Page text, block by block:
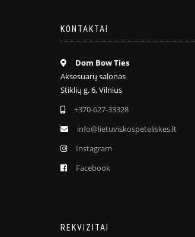
KONTAKTAI
Dom Bow Ties
Aksesuarų salonas
Stiklių g. 6, Vilnius
+370-627-33328
info@lietuviskospeteliskes.lt
Instagram
Facebook
REKVIZITAI